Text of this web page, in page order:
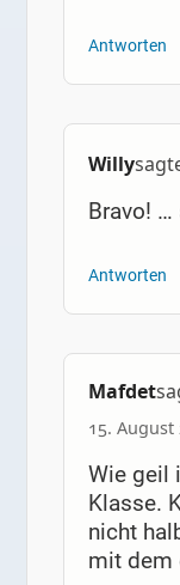
Antworten
Willy
Bravo! …
Antworten
Mafdet
15. August
Wie geil
Klasse.
nicht
mit dem